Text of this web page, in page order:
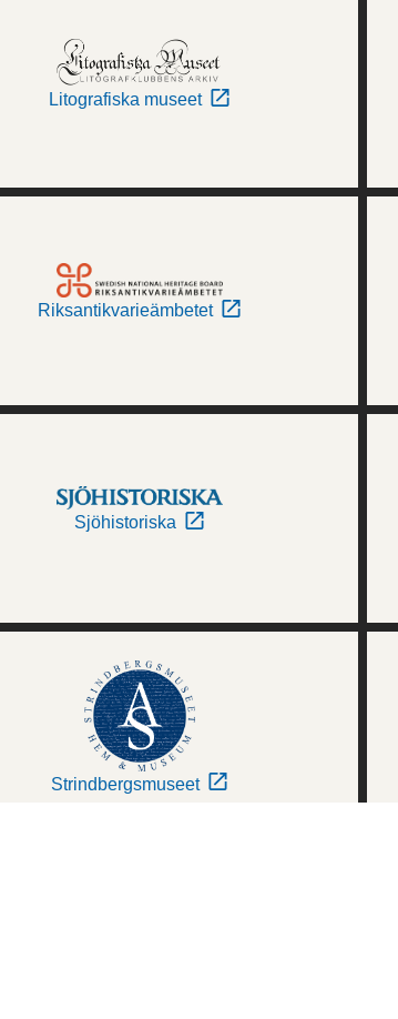
Litografiska museet
Riksantikvarieämbetet
Sjöhistoriska
Strindbergsmuseet